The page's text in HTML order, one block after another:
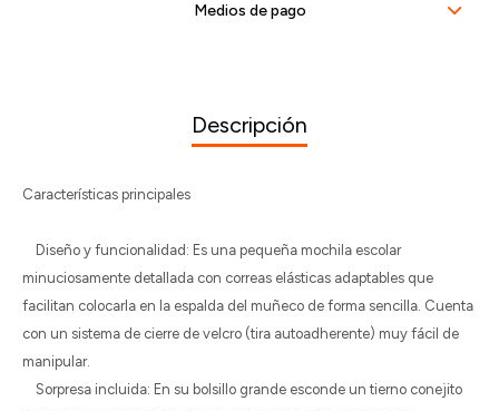
Medios de pago
Descripción
Características principales
Diseño y funcionalidad: Es una pequeña mochila escolar
minuciosamente detallada con correas elásticas adaptables que
facilitan colocarla en la espalda del muñeco de forma sencilla. Cuenta
con un sistema de cierre de velcro (tira autoadherente) muy fácil de
manipular.
Sorpresa incluida: En su bolsillo grande esconde un tierno conejito